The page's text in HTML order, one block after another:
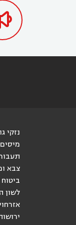
נזקי
מיסים
צבא
לשון